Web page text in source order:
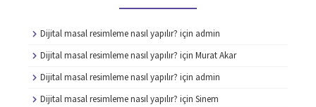
Dijital masal resimleme nasıl yapılır? için admin
Dijital masal resimleme nasıl yapılır? için Murat Akar
Dijital masal resimleme nasıl yapılır? için admin
Dijital masal resimleme nasıl yapılır? için Sinem